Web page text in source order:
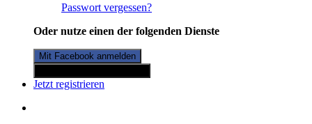
Passwort vergessen?
Oder nutze einen der folgenden Dienste
Mit Facebook anmelden
Jetzt registrieren